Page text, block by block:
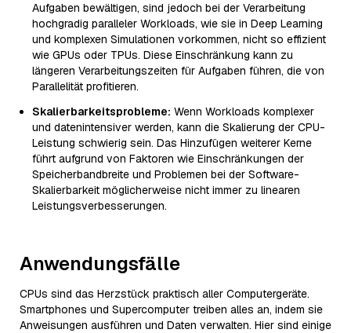
Aufgaben bewältigen, sind jedoch bei der Verarbeitung
hochgradig paralleler Workloads, wie sie in Deep Learning
und komplexen Simulationen vorkommen, nicht so effizient
wie GPUs oder TPUs. Diese Einschränkung kann zu
längeren Verarbeitungszeiten für Aufgaben führen, die von
Parallelität profitieren.
Skalierbarkeitsprobleme: Wenn Workloads komplexer
und datenintensiver werden, kann die Skalierung der CPU-
Leistung schwierig sein. Das Hinzufügen weiterer Kerne
führt aufgrund von Faktoren wie Einschränkungen der
Speicherbandbreite und Problemen bei der Software-
Skalierbarkeit möglicherweise nicht immer zu linearen
Leistungsverbesserungen.
Anwendungsfälle
CPUs sind das Herzstück praktisch aller Computergeräte.
Smartphones und Supercomputer treiben alles an, indem sie
Anweisungen ausführen und Daten verwalten. Hier sind einige